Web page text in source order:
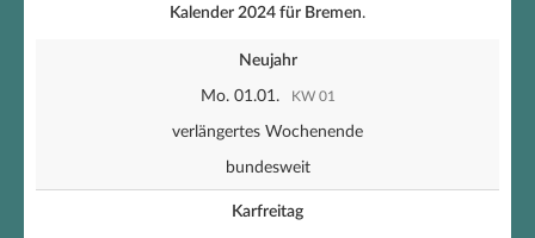
Kalender 2024 für Bremen.
Neujahr
Mo. 01.01. KW 01
verlängertes Wochenende
bundesweit
Karfreitag